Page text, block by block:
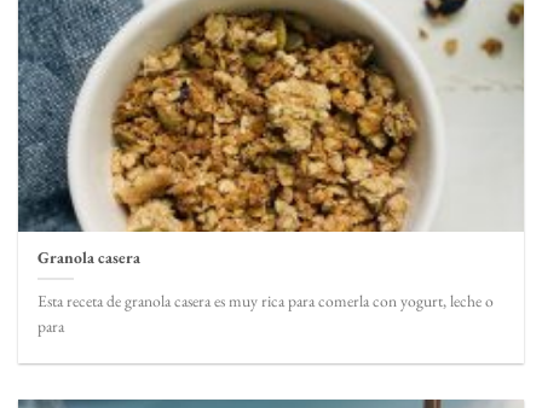
Granola casera
Esta receta de granola casera es muy rica para comerla con yogurt, leche o
para